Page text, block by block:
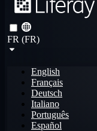
FR (FR)
English
Français
Deutsch
Italiano
Português
Español